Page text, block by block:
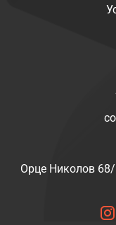
Орце Николов 68/